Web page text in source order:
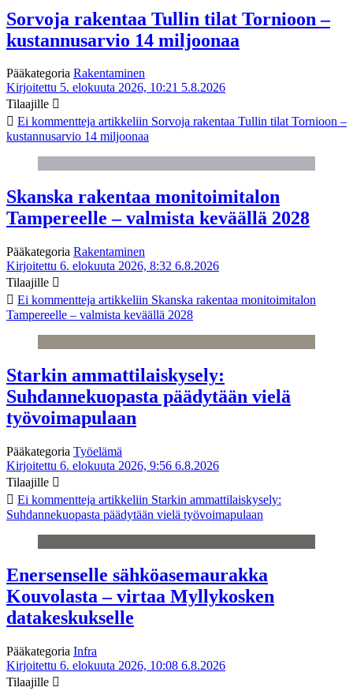
Sorvoja rakentaa Tullin tilat Tornioon –
kustannusarvio 14 miljoonaa
Pääkategoria Rakentaminen
Kirjoitettu 5. elokuuta 2026, 10:21 5.8.2026
Tilaajille
Ei kommentteja artikkeliin Sorvoja rakentaa Tullin tilat Tornioon –
kustannusarvio 14 miljoonaa
Skanska rakentaa monitoimitalon
Tampereelle – valmista keväällä 2028
Pääkategoria Rakentaminen
Kirjoitettu 6. elokuuta 2026, 8:32 6.8.2026
Tilaajille
Ei kommentteja artikkeliin Skanska rakentaa monitoimitalon
Tampereelle – valmista keväällä 2028
Starkin ammattilaiskysely:
Suhdannekuopasta päädytään vielä
työvoimapulaan
Pääkategoria Työelämä
Kirjoitettu 6. elokuuta 2026, 9:56 6.8.2026
Tilaajille
Ei kommentteja artikkeliin Starkin ammattilaiskysely:
Suhdannekuopasta päädytään vielä työvoimapulaan
Enersenselle sähköasemaurakka
Kouvolasta – virtaa Myllykosken
datakeskukselle
Pääkategoria Infra
Kirjoitettu 6. elokuuta 2026, 10:08 6.8.2026
Tilaajille